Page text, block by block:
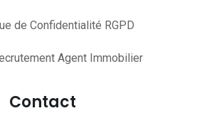
de Confidentialité RGPD
Agent Immobilier
Contact